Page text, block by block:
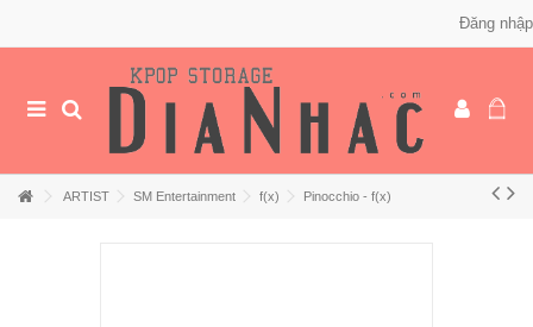
Đăng nhập
ARTIST SM Entertainment f(x) Pinocchio - f(x)